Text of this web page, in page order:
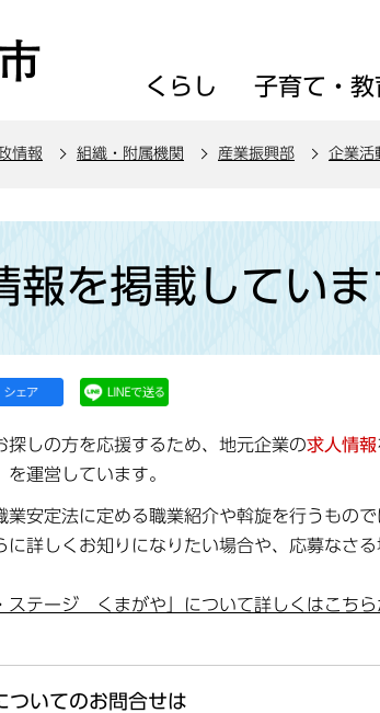
くらし 子育て・教
情報 組織・附属機関 産業振興部 企業活
報を掲載していま
しの方を応援するため、地元企業の求人情報
」を運営しています。
安定法に定める職業紹介や斡旋を行うもので
詳しくお知りになりたい場合や、応募なさ
テージ くまがや」について詳しくはこちら
ついてのお問合せは